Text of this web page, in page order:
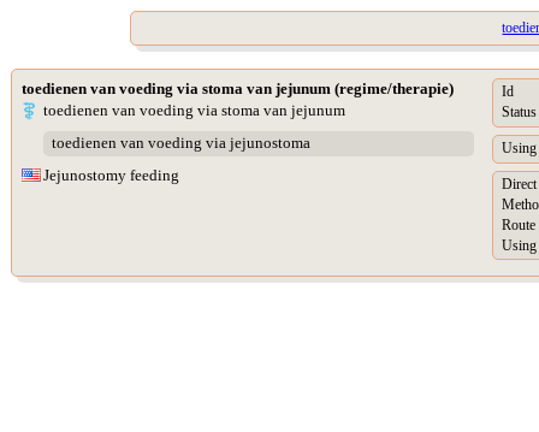
toedienen van voeding via stoma van jejunum (regime/therapie)
toedienen van voeding via stoma van jejunum
toedienen van voeding via jejunostoma
Jejunostomy feeding
Id
Status
Using
Direct
Using